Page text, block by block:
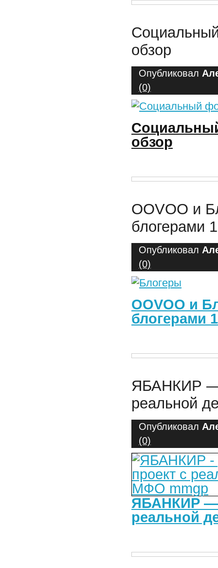
обзор
Опубликовал
(0)
обзор
OOVOO и
блогерами
Опубликовал
(0)
OOVOO и
блогерами
ЯБАНКИР —
реальной
Опубликовал
(0)
ЯБАНКИР —
реальной